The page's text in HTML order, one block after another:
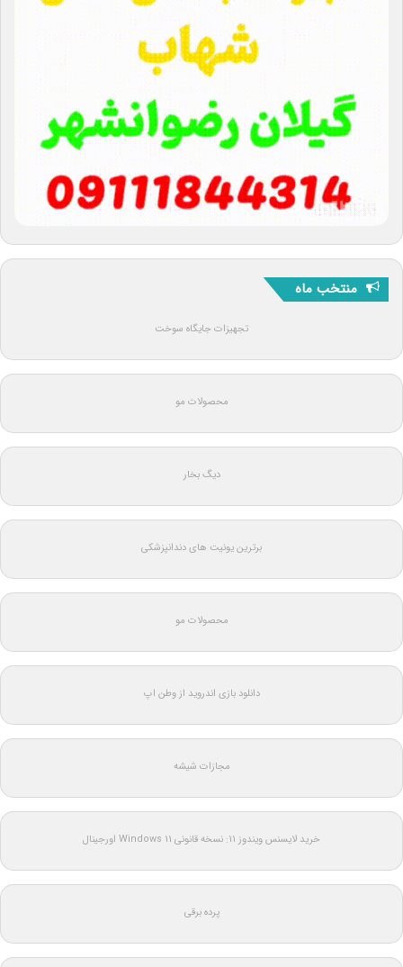
منتخب ماه
تجهیزات جایگاه سوخت
محصولات مو
دیگ بخار
برترین یونیت های دندانپزشکی
محصولات مو
دانلود بازی اندروید از وطن اپ
مجازات شیشه
خرید لایسنس ویندوز 11: نسخه قانونی Windows 11 اورجینال
پرده برقی